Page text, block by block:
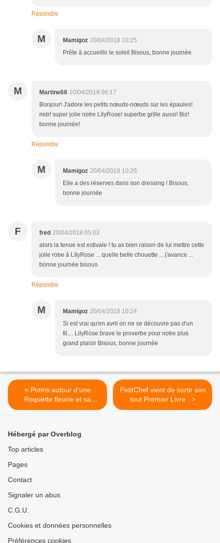
Répondre
M Mamigoz 20/04/2018 10:25
Prête à accueillir le soleil Bisous, bonne journée
M Martine68 20/04/2018 06:17
Bonjour! J'adore les petits nœuds-nœuds sur les épaules!
mdr! super jolie notre LilyRose! superbe grille aussi! Biz!
bonne journée!
Répondre
M Mamigoz 20/04/2018 10:25
Elle a des réserves dans son dressing ! Bisous,
bonne journée
F fred 20/04/2018 05:03
alors la tenue est estivale ! tu as bien raison de lui mettre cette
jolie robe à LIlyRose ... quelle belle chouette ... j'avance ...
bonne journée bisous
Répondre
M Mamigoz 20/04/2018 10:24
Si est vrai qu'en avril on ne se découvre pas d'un
fil.... LilyRose brave le proverbe pour notre plus
grand plaisir Bisous, bonne journée
< Potins autour d'une
Roquette fleurie et sa
quiche Tomates /Olives
PetitChef vient de sortir son
tout Premier Livre . >
Hébergé par Overblog
Top articles
Pages
Contact
Signaler un abus
C.G.U.
Cookies et données personnelles
Préférences cookies